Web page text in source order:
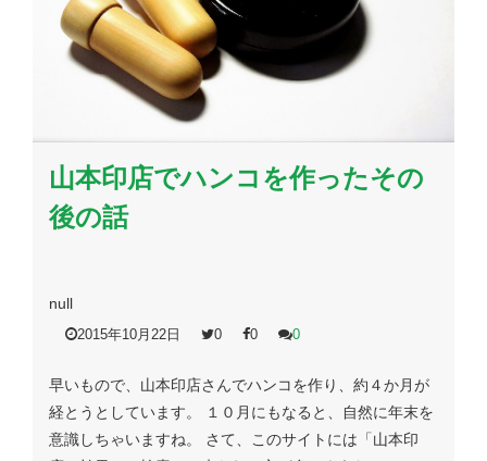
山本印店でハンコを作ったその
後の話
null
2015年10月22日 0 0 0
早いもので、山本印店さんでハンコを作り、約４か月が
経とうとしています。 １０月にもなると、自然に年末を
意識しちゃいますね。 さて、このサイトには「山本印